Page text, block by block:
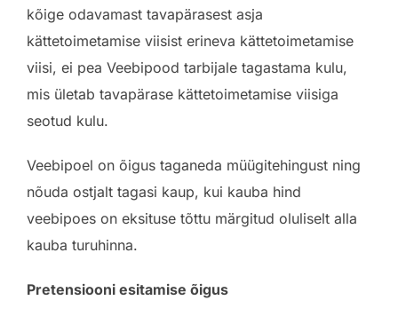
kõige odavamast tavapärasest asja
kättetoimetamise viisist erineva kättetoimetamise
viisi, ei pea Veebipood tarbijale tagastama kulu,
mis ületab tavapärase kättetoimetamise viisiga
seotud kulu.
Veebipoel on õigus taganeda müügitehingust ning
nõuda ostjalt tagasi kaup, kui kauba hind
veebipoes on eksituse tõttu märgitud oluliselt alla
kauba turuhinna.
Pretensiooni esitamise õigus